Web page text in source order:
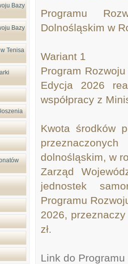
Bazy
Bazy
Tenisa
Programu
Dolnośląskim w
Wariant 1
Program
Edycja 2026
współpracy z
Kwota środków
dolnośląskim, w
Zarząd
jednostek
Programu
2026,
zł.
Link do